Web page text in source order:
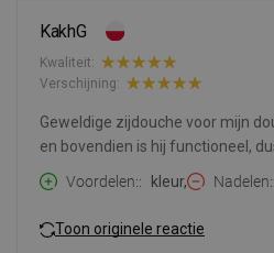
KakhG
Kwaliteit:
Verschijning:
Geweldige zijdouche voor mijn
en bovendien is hij functioneel,
Voordelen:
kleur, Nadelen:
Toon originele reactie